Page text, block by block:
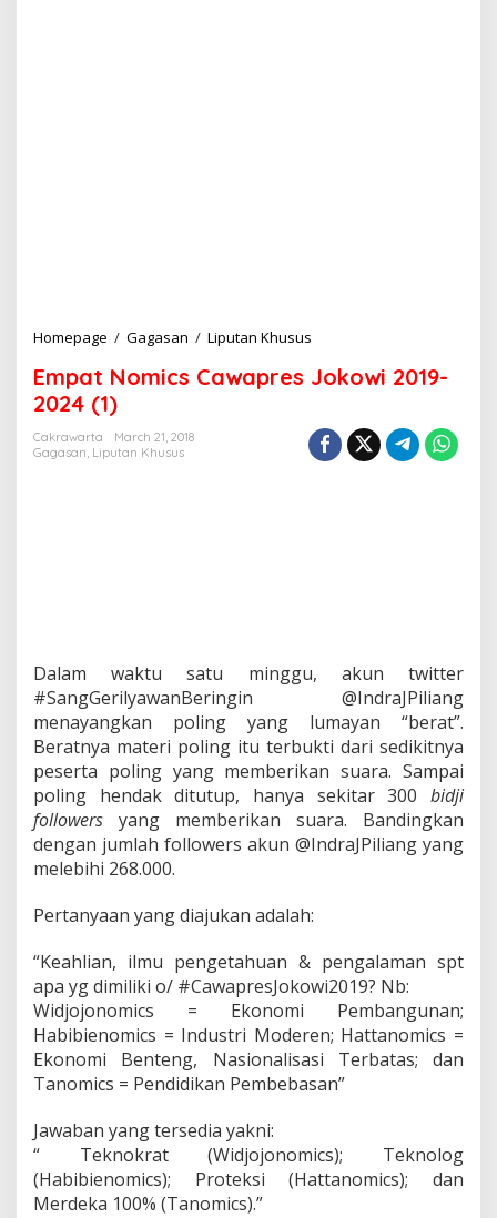
Homepage / Gagasan / Liputan Khusus
p
N
o
e
J
o
k
o
w
i
2
0
-
4
1
)
Empat Nomics Cawapres Jokowi 2019-
2024 (1)
Cakrawarta
March 21, 2018
Gagasan, Liputan Khusus
Dalam waktu satu minggu, akun twitter
#SangGerilyawanBeringin @IndraJPiliang
menayangkan poling yang lumayan “berat”.
Beratnya materi poling itu terbukti dari sedikitnya
peserta poling yang memberikan suara. Sampai
poling hendak ditutup, hanya sekitar 300 bidji
followers yang memberikan suara. Bandingkan
dengan jumlah followers akun @IndraJPiliang yang
melebihi 268.000.
Pertanyaan yang diajukan adalah:
“Keahlian, ilmu pengetahuan & pengalaman spt
apa yg dimiliki o/ #CawapresJokowi2019? Nb:
Widjojonomics = Ekonomi Pembangunan;
Habibienomics = Industri Moderen; Hattanomics =
Ekonomi Benteng, Nasionalisasi Terbatas; dan
Tanomics = Pendidikan Pembebasan”
Jawaban yang tersedia yakni:
“ Teknokrat (Widjojonomics); Teknolog
(Habibienomics); Proteksi (Hattanomics); dan
Merdeka 100% (Tanomics).”